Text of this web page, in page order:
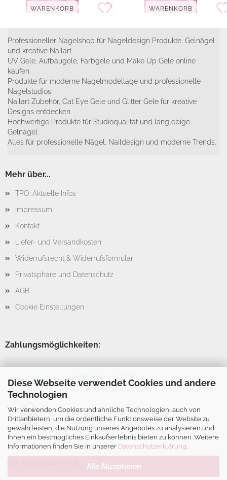
Diese Webseite verwendet Cookies und andere
Technologien
Wir verwenden Cookies und ähnliche Technologien, auch von
Drittanbietern, um die ordentliche Funktionsweise der Website zu
gewährleisten, die Nutzung unseres Angebotes zu analysieren und
Ihnen ein bestmögliches Einkaufserlebnis bieten zu können. Weitere
Informationen finden Sie in unserer Datenschutzerklärung.
Alle Akzeptieren
WARENKORB WARENKORB
Professioneller Nagelshop für Nageldesign Produkte, Gelnägel
und kreative Nailart.
UV Gele, Aufbaugele, Farbgele und Make Up Gele online
kaufen.
Produkte für moderne Nagelmodellage und professionelle
Nagelstudios.
Nailart Zubehör, Cat Eye Gele und Glitter Gele für kreative
Designs entdecken.
Hochwertige Produkte für Studioqualität und langlebige
Gelnägel.
Alles für professionelle Nägel, Naildesign und moderne Trends.
Mehr über...
TPO: Aktuelle Infos
Impressum
Kontakt
Liefer- und Versandkosten
Widerrufsrecht & Widerrufsformular
Privatsphäre und Datenschutz
AGB
Cookie Einstellungen
Zahlungsmöglichkeiten: